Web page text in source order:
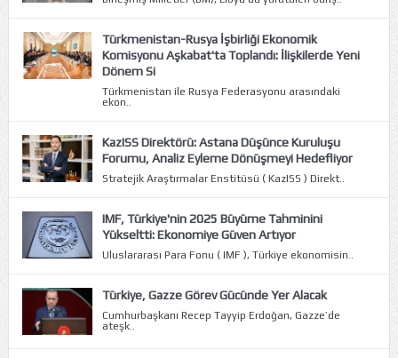
Türkmenistan-Rusya İşbirliği Ekonomik
Komisyonu Aşkabat'ta Toplandı: İlişkilerde Yeni
Dönem Si
Türkmenistan ile Rusya Federasyonu arasındaki
ekon..
KazISS Direktörü: Astana Düşünce Kuruluşu
Forumu, Analiz Eyleme Dönüşmeyi Hedefliyor
Stratejik Araştırmalar Enstitüsü ( KazISS ) Direkt..
IMF, Türkiye'nin 2025 Büyüme Tahminini
Yükseltti: Ekonomiye Güven Artıyor
Uluslararası Para Fonu ( IMF ), Türkiye ekonomisin..
Türkiye, Gazze Görev Gücünde Yer Alacak
Cumhurbaşkanı Recep Tayyip Erdoğan, Gazze’de
ateşk..